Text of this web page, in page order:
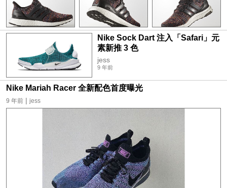
Nike Sock Dart 注入「Safari」元
素新推 3 色
jess
9 年前
Nike Mariah Racer 全新配色首度曝光
9 年前 | jess